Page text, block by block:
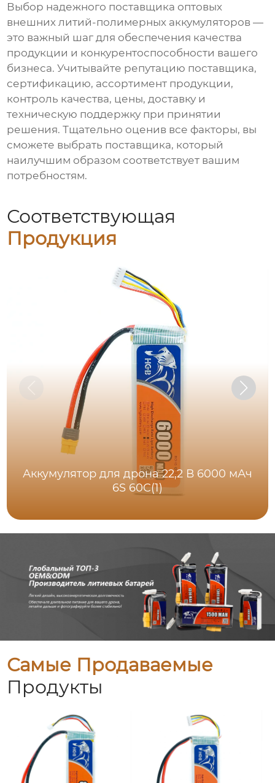
Выбор надежного поставщика оптовых
внешних литий-полимерных аккумуляторов —
это важный шаг для обеспечения качества
продукции и конкурентоспособности вашего
бизнеса. Учитывайте репутацию поставщика,
сертификацию, ассортимент продукции,
контроль качества, цены, доставку и
техническую поддержку при принятии
решения. Тщательно оценив все факторы, вы
сможете выбрать поставщика, который
наилучшим образом соответствует вашим
потребностям.
Соответствующая
Продукция
Аккумулятор для дрона 22,2 В 6000 мАч
6S 60C(1)
Самые Продаваемые
Продукты